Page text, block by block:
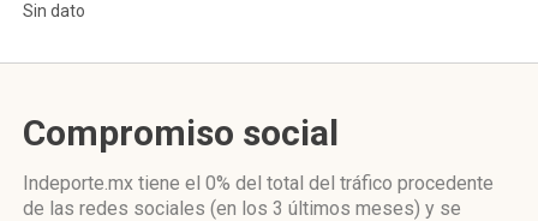
Sin dato
Compromiso social
Indeporte.mx tiene el 0% del total del tráfico procedente
de las redes sociales (en los 3 últimos meses) y se